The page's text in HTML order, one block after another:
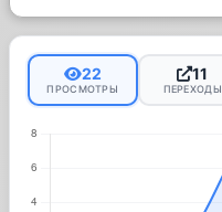
22
ПРОСМОТРЫ
11
ПЕРЕХОДЫ